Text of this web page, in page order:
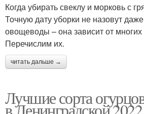
Когда убирать свеклу и морковь с
Точную дату уборки не назовут
овощеводы – она зависит от
Перечислим их.
читать дальше →
Лучшие сорта